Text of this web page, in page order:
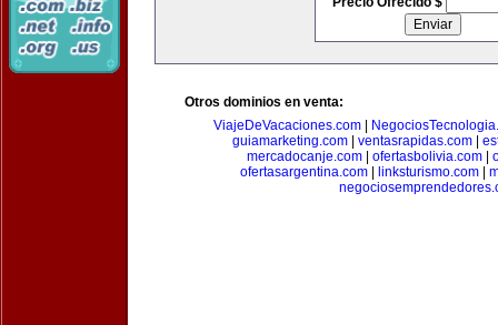
Otros dominios en venta:
ViajeDeVacaciones.com
guiamarketing.com| ventasrapidas.com|
mercadocanje.com
ofertasbolivia.com
ofertasargentina.com| linksturismo.com|